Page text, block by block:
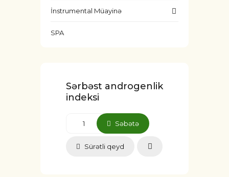
İnstrumental Müayinə
SPA
Sərbəst androgenlik
indeksi
Səbətə
Sürətli qeyd